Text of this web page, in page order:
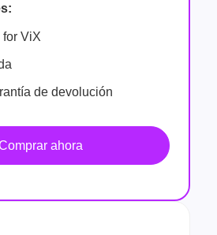
for ViX
de devolución
ahora